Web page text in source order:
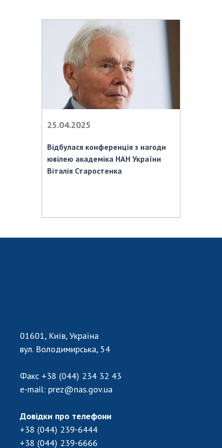
25.04.2025
Відбулася конференція з нагоди
ювілею академіка НАН України
Віталія Старостенка
01601, Київ, Україна
вул. Володимирська, 54
Факс +38 (044) 234 32 43
e-mail: prez@nas.gov.ua
Довідки про телефони
+38 (044) 239-6444
+38 (044) 239-6666